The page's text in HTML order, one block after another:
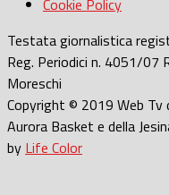
Testata giornalistica
Reg. Periodici n. 4051/07
Moreschi
Copyright © 2019 Web Tv
Aurora Basket e della
by Life Color